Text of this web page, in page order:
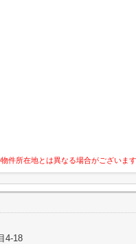
件所在地とは異なる場合がございます
4-18